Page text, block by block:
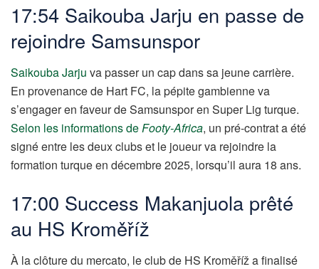
17:54 Saikouba Jarju en passe de
rejoindre Samsunspor
Saikouba Jarju va passer un cap dans sa jeune carrière.
En provenance de Hart FC, la pépite gambienne va
s’engager en faveur de Samsunspor en Super Lig turque.
Selon les informations deFooty-Africa, un pré-contrat a été
signé entre les deux clubs et le joueur va rejoindre la
formation turque en décembre 2025, lorsqu’il aura 18 ans.
17:00 Success Makanjuola prêté
au HS Kroměříž
À la clôture du mercato, le club de HS Kroměříž a finalisé